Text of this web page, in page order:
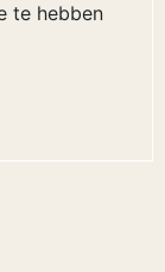
te hebben